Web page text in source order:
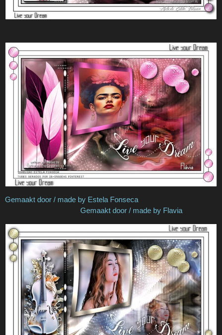
Gemaakt door / made by Estela Fonseca
Gemaakt door / made by Flavia